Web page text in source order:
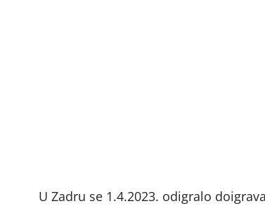
U Zadru se 1.4.2023. odigralo